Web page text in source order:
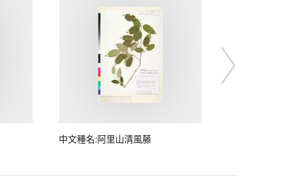
中文種名:阿里山清風藤